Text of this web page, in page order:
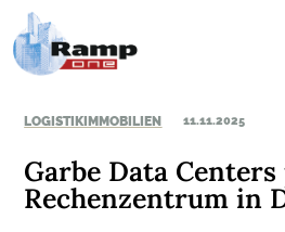
LOGISTIKIMMOBILIEN 11.11.2025
Garbe Data
Rechenzentrum in